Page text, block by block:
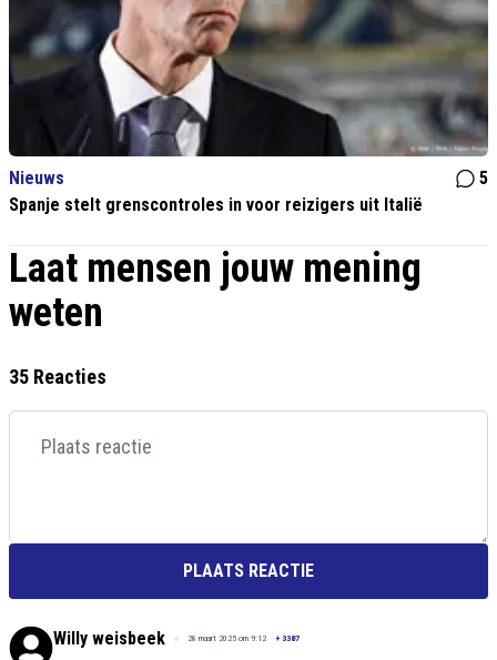
Nieuws
5
Spanje stelt grenscontroles in voor reizigers uit Italië
Laat mensen jouw mening
weten
35 Reacties
PLAATS REACTIE
Willy weisbeek 28 maart 2025 om 9:12 + 3387